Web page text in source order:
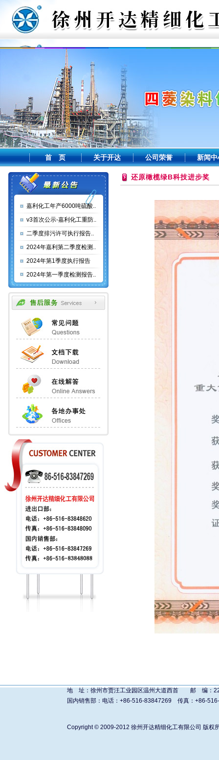
首 页 关于开达 公司荣誉 新闻中
嘉利化工年产6000吨硫酸..
v3首次公示-嘉利化工重防..
二季度排污许可执行报告..
2024年嘉利第二季度检测..
2024年第1季度执行报告
2024年第一季度检测报告..
还原橄榄绿B科技进步奖
地 址：徐州市贾汪工业园区温州大道西首 邮 编：
国内销售部：电话：+86-516-83847269 传真：+86-
Copyright © 2009-2012 徐州开达精细化工有限公司 版